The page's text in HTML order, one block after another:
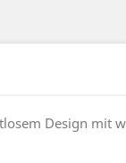
Design mit